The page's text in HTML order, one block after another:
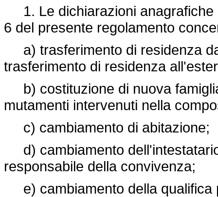
1. Le dichiarazioni anagrafiche
6 del presente regolamento
a) trasferimento di residenza
trasferimento di residenza
b) costituzione di nuova
mutamenti intervenuti nella
c) cambiamento di abitazione;
d) cambiamento
responsabile della convivenza;
e) cambiamento della qualifica